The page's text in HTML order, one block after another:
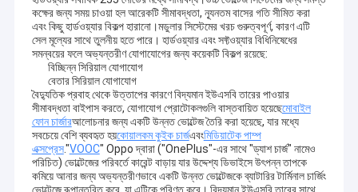
বাড়ি
পণ্য
ভিডিও
VR প্রদর্শন
আমাদের সম্বন্ধে
কক্ষের জন্য সময় চাওয়া হল আরেকটি সীমাবদ্ধতা, ন্যূনতম বাসের গতি সীমিত করা
এবং কিছু হার্ডওয়্যার বিকল্প হারানো।মডুলার সিস্টেমের খরচ গুরুত্বপূর্ণ, কারণ এটি
সেল মূল্যের সাথে তুলনীয় হতে পারে। হার্ডওয়্যার এবং সফ্টওয়্যার বিধিনিষেধের
সমন্বয়ের ফলে অভ্যন্তরীণ যোগাযোগের জন্য কয়েকটি বিকল্প রয়েছে:
বিচ্ছিন্ন সিরিয়াল যোগাযোগ
বেতার সিরিয়াল যোগাযোগ
বৈদ্যুতিক প্রবাহ থেকে উত্তাপের কারণে বিদ্যমান ইউএসবি তারের পাওয়ার
সীমাবদ্ধতা বাইপাস করতে, যোগাযোগ প্রোটোকলগুলি বাস্তবায়িত হয়েছেমোবাইল
ফোন চার্জারআলোচনার জন্য একটি উন্নত ভোল্টেজ তৈরি করা হয়েছে, যার মধ্যে
সবচেয়ে বেশি ব্যবহৃত হয়কোয়ালকম কুইক চার্জএবংমিডিয়াটেক পাম্প
এক্সপ্রেস."VOOC" Oppo দ্বারা ("OnePlus"-এর সাথে "ড্যাশ চার্জ" নামেও
পরিচিত) ভোল্টেজের পরিবর্তে কারেন্ট বাড়ায় যার উদ্দেশ্য ডিভাইসে উৎপন্ন তাপকে
কমিয়ে আনার জন্য অভ্যন্তরীণভাবে একটি উন্নত ভোল্টেজকে ব্যাটারির টার্মিনাল চার্জিং
ভোল্টেজে রূপান্তরিত করে, যা এটিকে পরিণত করে। বিদ্যমান ইউএসবি তারের সাথে
প্রযুক্তিগত বৈশিষ্ট্যঃ
ম্যানুয়াল অপারেশন এবং বাহ্যিক আনুষাঙ্গিক ছাড়া স্বয়ংক্রিয় ক্যালিব্রেশন।
একটি অন্তর্নির্মিত মাইক্রোস্কোপের মাধ্যমে ছোট সন্দেহজনক কণা সনাক্ত করতে সক্ষম।
জ্বলন ঝুঁকি মূল্যায়ন করুন এবং স্বয়ংক্রিয়ভাবে লেজার বন্ধ করুন।
ব্রাউন গ্লাস, কিছু এনভেলপ এবং প্লাস্টিকের প্যাকেজিং এর ভিতর দিয়ে প্রবেশ করুন।
এটি ছোট এবং হালকা, এটি বহন করা এবং পরিচালনা করা সহজ।
মোট স্পেকট্রাম লাইব্রেরী>১৩,০০০ প্রজাতি এবং চোরাচালান স্পেকট্রাম
লাইব্রেরি>৩,০০০ প্রজাতি।
একাধিক ভাষার জন্য সমর্থন।
অন্তর্নির্মিত লাইব্রেরিঃ